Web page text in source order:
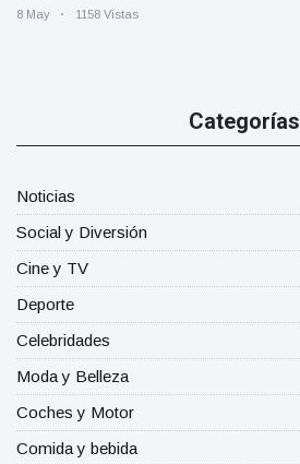
8 May 1158 Vistas
Categorías
Noticias
Social y Diversión
Cine y TV
Deporte
Celebridades
Moda y Belleza
Coches y Motor
Comida y bebida